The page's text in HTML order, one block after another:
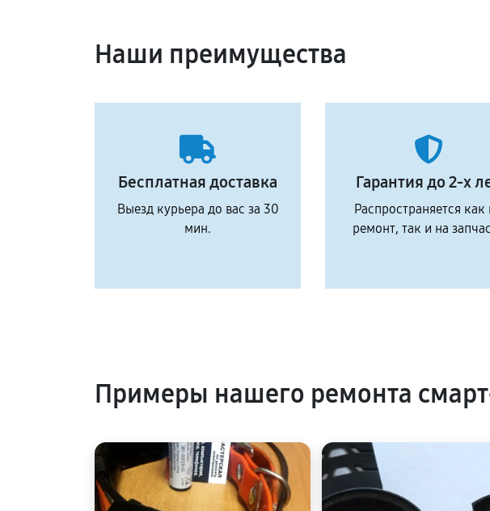
Наши преимущества
Бесплатная доставка
Выезд курьера до вас за 30
мин.
Гарантия до 2-х
Распространяется как
ремонт, так и на
Примеры нашего ремонта